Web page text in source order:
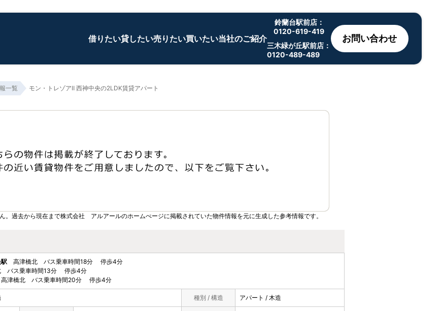
借りたい貸したい売りたい買いたい当社のご紹介
鈴蘭台駅前店：
0120-619-419
三木緑が丘駅前店：
0120-489-489
お問い合わせ
一覧 モン・トレゾアⅡ 西神中央の2LDK賃貸アパート
。過去から現在まで株式会社 アルアールのホームぺージに掲載されていた物件情報を元に生成した参考情報です。
高津橋北 バス乗車時間18分 停歩4分
バス乗車時間13分 停歩4分
津橋北 バス乗車時間20分 停歩4分
種別 / 構造 アパート / 木造